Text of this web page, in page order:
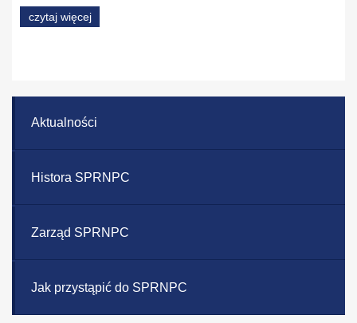
czytaj więcej
Aktualności
Histora SPRNPC
Zarząd SPRNPC
Jak przystąpić do SPRNPC